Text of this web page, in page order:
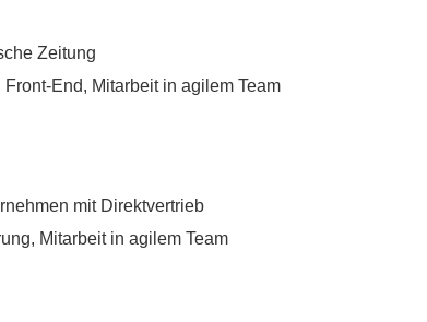
Zeitung
End, Mitarbeit in agilem Team
mit Direktvertrieb
Mitarbeit in agilem Team